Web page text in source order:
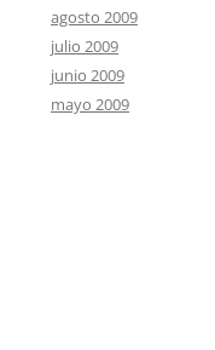
agosto 2009
julio 2009
junio 2009
mayo 2009